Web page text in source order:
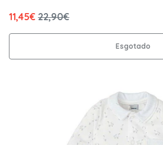
11,45€ 22,90€
Esgotado